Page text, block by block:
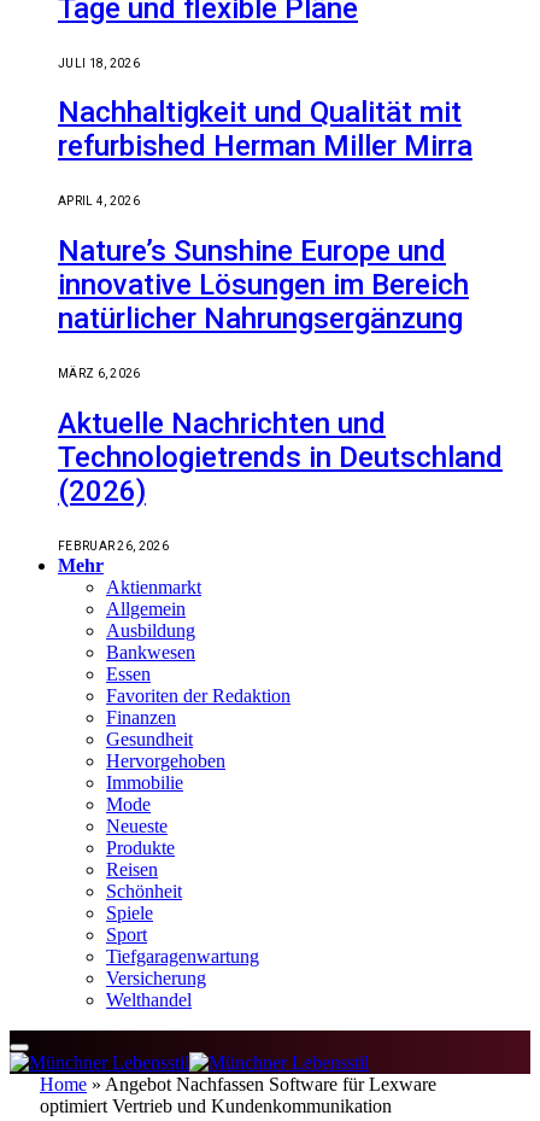
Tage und flexible Pläne
JULI 18, 2026
Nachhaltigkeit und Qualität mit
refurbished Herman Miller Mirra
APRIL 4, 2026
Nature’s Sunshine Europe und
innovative Lösungen im Bereich
natürlicher Nahrungsergänzung
MÄRZ 6, 2026
Aktuelle Nachrichten und
Technologietrends in Deutschland
(2026)
FEBRUAR 26, 2026
Mehr
Aktienmarkt
Allgemein
Ausbildung
Bankwesen
Essen
Favoriten der Redaktion
Finanzen
Gesundheit
Hervorgehoben
Immobilie
Mode
Neueste
Produkte
Reisen
Schönheit
Spiele
Sport
Tiefgaragenwartung
Versicherung
Welthandel
Home » Angebot Nachfassen Software für Lexware
optimiert Vertrieb und Kundenkommunikation